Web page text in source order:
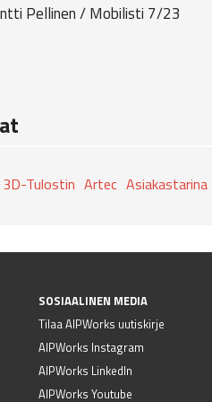
Pellinen / Mobilisti 7/23
3D-Tulostin Artec Asiakastarina
SOSIAALINEN MEDIA
Tilaa AIPWorks uutiskirje
AIPWorks Instagram
AIPWorks LinkedIn
AIPWorks Youtube